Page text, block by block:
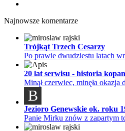
Najnowsze komentarze
Trójkąt Trzech Cesarzy
Po prawie dwudziestu latach
20 lat serwisu - historia
Minął czerwiec, minęła okazja
B
Jezioro Genewskie ok. roku
Panie Mirku znów z zapartym